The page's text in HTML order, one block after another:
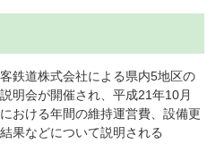
鉄道株式会社による県内5地区の
明会が開催され、平成21年10月
おける年間の維持運営費、設備更
果などについて説明される